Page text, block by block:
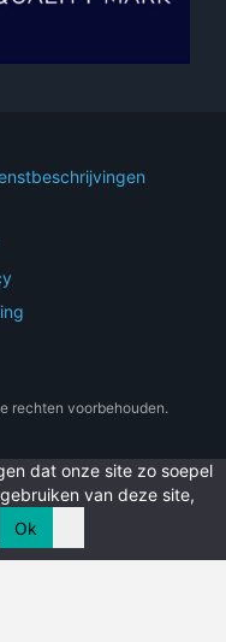
rechten voorbehouden.
dat onze site zo soepel
van deze site,
Ok